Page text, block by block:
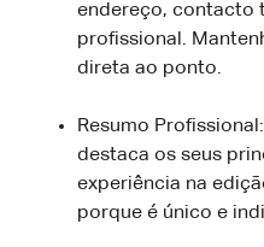
endereço, contacto
profissional.
direta ao ponto.
Resumo
destaca os seus
experiência na
porque é único e